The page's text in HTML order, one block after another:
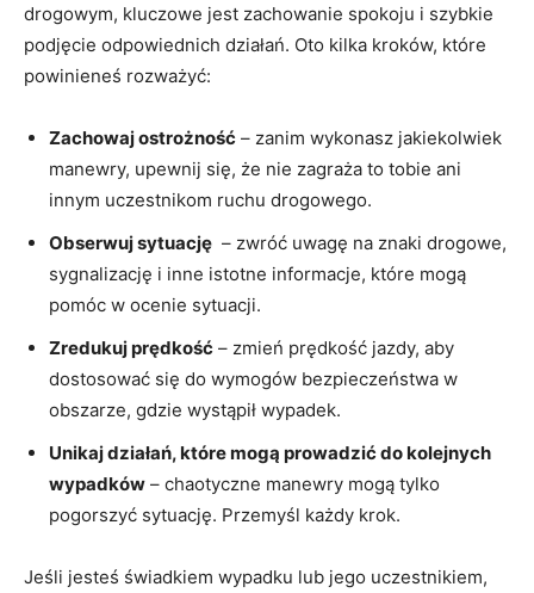
drogowym, kluczowe jest zachowanie spokoju i szybkie
podjęcie odpowiednich działań. Oto kilka kroków, które​
powinieneś rozważyć:
Zachowaj ostrożność – zanim wykonasz jakiekolwiek
manewry, upewnij​ się, że nie zagraża ⁤to tobie ani
innym uczestnikom ruchu ⁣drogowego.
Obserwuj ⁢sytuację ​ –‌ zwróć uwagę‍ na znaki drogowe,‌
sygnalizację i⁢ inne istotne informacje,⁢ które mogą⁢
pomóc​ w ocenie⁣ sytuacji.
Zredukuj⁤ prędkość –⁢ zmień prędkość jazdy,⁣ aby
dostosować się do wymogów‍ bezpieczeństwa w
obszarze, gdzie wystąpił‌ wypadek.
Unikaj działań, które mogą ⁣prowadzić⁣ do ⁣kolejnych
wypadków – chaotyczne manewry ​mogą tylko
pogorszyć ⁣sytuację. Przemyśl każdy⁢ krok.
Jeśli jesteś świadkiem ‍wypadku lub jego uczestnikiem,